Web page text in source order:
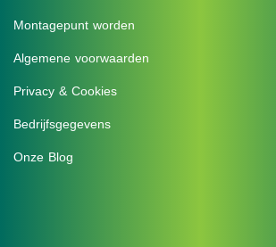
Montagepunt worden
Algemene voorwaarden
Privacy & Cookies
Bedrijfsgegevens
Onze Blog